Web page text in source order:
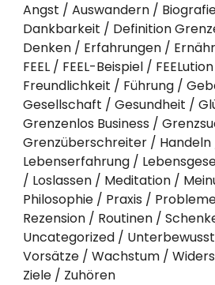
Angst Auswandern
Dankbarkeit
Definition
Denken
Erfahrungen
FEEL
FEEL-Beispiel FEELution
Freundlichkeit
Führung
Gesellschaft
Gesundheit
Grenzenlos Business
Grenzüberschreiter
Handeln
Lebenserfahrung
Loslassen
Meditation
Philosophie
Praxis
Rezension
Routinen
Uncategorized
Vorsätze
Wachstum
Ziele
Zuhören